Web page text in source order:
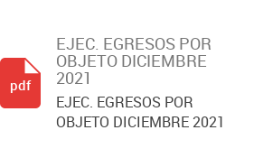
EJEC. EGRESOS POR
OBJETO DICIEMBRE
2021
EJEC. EGRESOS POR
OBJETO DICIEMBRE 2021
pdf